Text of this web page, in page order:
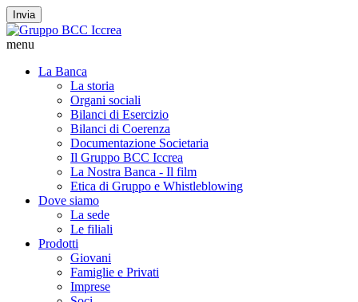
Invia
menu
La Banca
La storia
Organi sociali
Bilanci di Esercizio
Bilanci di Coerenza
Documentazione Societaria
Il Gruppo BCC Iccrea
La Nostra Banca - Il film
Etica di Gruppo e Whistleblowing
Dove siamo
La sede
Le filiali
Prodotti
Giovani
Famiglie e Privati
Imprese